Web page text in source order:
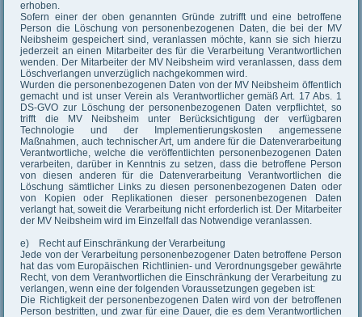
erhoben.
Sofern einer der oben genannten Gründe zutrifft und eine betroffene
Person die Löschung von personenbezogenen Daten, die bei der MV
Neibsheim gespeichert sind, veranlassen möchte, kann sie sich hierzu
jederzeit an einen Mitarbeiter des für die Verarbeitung Verantwortlichen
wenden. Der Mitarbeiter der MV Neibsheim wird veranlassen, dass dem
Löschverlangen unverzüglich nachgekommen wird.
Wurden die personenbezogenen Daten von der MV Neibsheim öffentlich
gemacht und ist unser Verein als Verantwortlicher gemäß Art. 17 Abs. 1
DS-GVO zur Löschung der personenbezogenen Daten verpflichtet, so
trifft die MV Neibsheim unter Berücksichtigung der verfügbaren
Technologie und der Implementierungskosten angemessene
Maßnahmen, auch technischer Art, um andere für die Datenverarbeitung
Verantwortliche, welche die veröffentlichten personenbezogenen Daten
verarbeiten, darüber in Kenntnis zu setzen, dass die betroffene Person
von diesen anderen für die Datenverarbeitung Verantwortlichen die
Löschung sämtlicher Links zu diesen personenbezogenen Daten oder
von Kopien oder Replikationen dieser personenbezogenen Daten
verlangt hat, soweit die Verarbeitung nicht erforderlich ist. Der Mitarbeiter
der MV Neibsheim wird im Einzelfall das Notwendige veranlassen.
e) Recht auf Einschränkung der Verarbeitung
Jede von der Verarbeitung personenbezogener Daten betroffene Person
hat das vom Europäischen Richtlinien- und Verordnungsgeber gewährte
Recht, von dem Verantwortlichen die Einschränkung der Verarbeitung zu
verlangen, wenn eine der folgenden Voraussetzungen gegeben ist:
Die Richtigkeit der personenbezogenen Daten wird von der betroffenen
Person bestritten, und zwar für eine Dauer, die es dem Verantwortlichen